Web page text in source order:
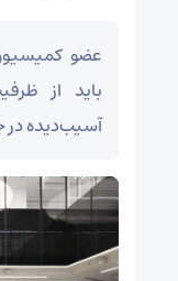
عضو
باید از
آسیب‌دیده در